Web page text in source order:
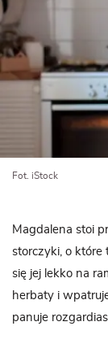
Fot. iStock
Magdalena stoi
storczyki, o które
się jej lekko na
herbaty i
panuje